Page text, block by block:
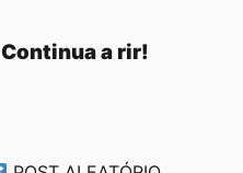
Continua a rir!